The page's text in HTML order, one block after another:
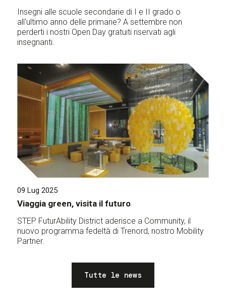
Insegni alle scuole secondarie di I e II grado o
all'ultimo anno delle primarie? A settembre non
perderti i nostri Open Day gratuiti riservati agli
insegnanti.
09 Lug 2025
Viaggia green, visita il futuro
STEP FuturAbility District aderisce a Community, il
nuovo programma fedeltà di Trenord, nostro Mobility
Partner.
Tutte le news